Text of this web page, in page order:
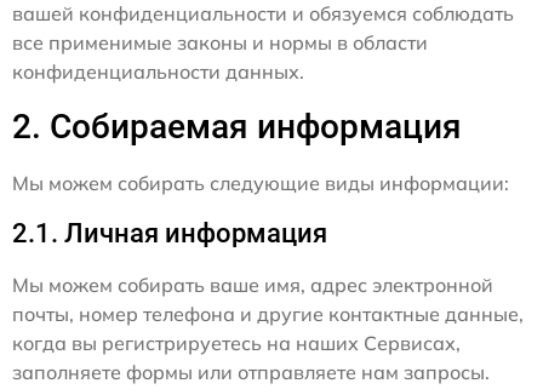
вашей конфиденциальности и обязуемся соблюдать
все применимые законы и нормы в области
конфиденциальности данных.
2. Собираемая информация
Мы можем собирать следующие виды информации:
2.1. Личная информация
Мы можем собирать ваше имя, адрес электронной
почты, номер телефона и другие контактные данные,
когда вы регистрируетесь на наших Сервисах,
заполняете формы или отправляете нам запросы.